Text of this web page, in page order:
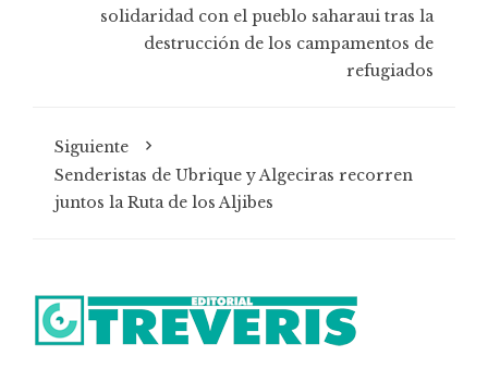
solidaridad con el pueblo saharaui tras la
destrucción de los campamentos de
refugiados
Siguiente
Senderistas de Ubrique y Algeciras recorren
juntos la Ruta de los Aljibes